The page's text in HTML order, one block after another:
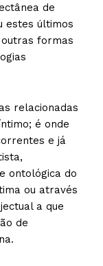
de
estes últimos
formas
relacionadas
é onde
e já
ontológica do
ou através
a que
de